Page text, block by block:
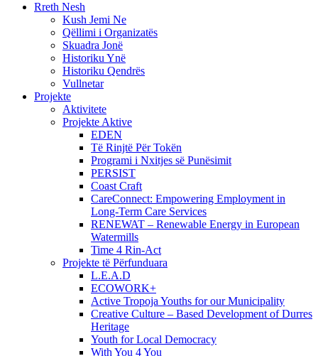
Rreth Nesh
Kush Jemi Ne
Qëllimi i Organizatës
Skuadra Jonë
Historiku Ynë
Historiku Qendrës
Vullnetar
Projekte
Aktivitete
Projekte Aktive
EDEN
Të Rinjtë Për Tokën
Programi i Nxitjes së Punësimit
PERSIST
Coast Craft
CareConnect: Empowering Employment in
Long-Term Care Services
RENEWAT – Renewable Energy in European
Watermills
Time 4 Rin-Act
Projekte të Përfunduara
L.E.A.D
ECOWORK+
Active Tropoja Youths for our Municipality
Creative Culture – Based Development of Durres
Heritage
Youth for Local Democracy
With You 4 You